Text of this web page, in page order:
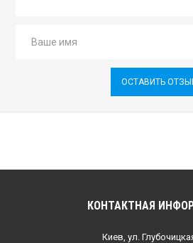
ОСТАВИТЬ
КОНТАКТНАЯ
Киев, ул.